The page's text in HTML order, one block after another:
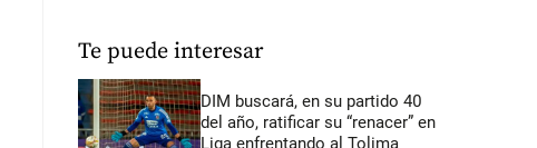
Te puede interesar
DIM buscará, en su partido 40
del año, ratificar su “renacer” en
Liga enfrentando al Tolima